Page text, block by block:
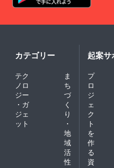
カテゴリー
テク
ノロ
ジー
・ガ
ジェ
ット
ま
ち
づ
く
り
・
地
域
活
性
起案サ
プ
ロ
ジ
ェ
ク
ト
を
作
る
資